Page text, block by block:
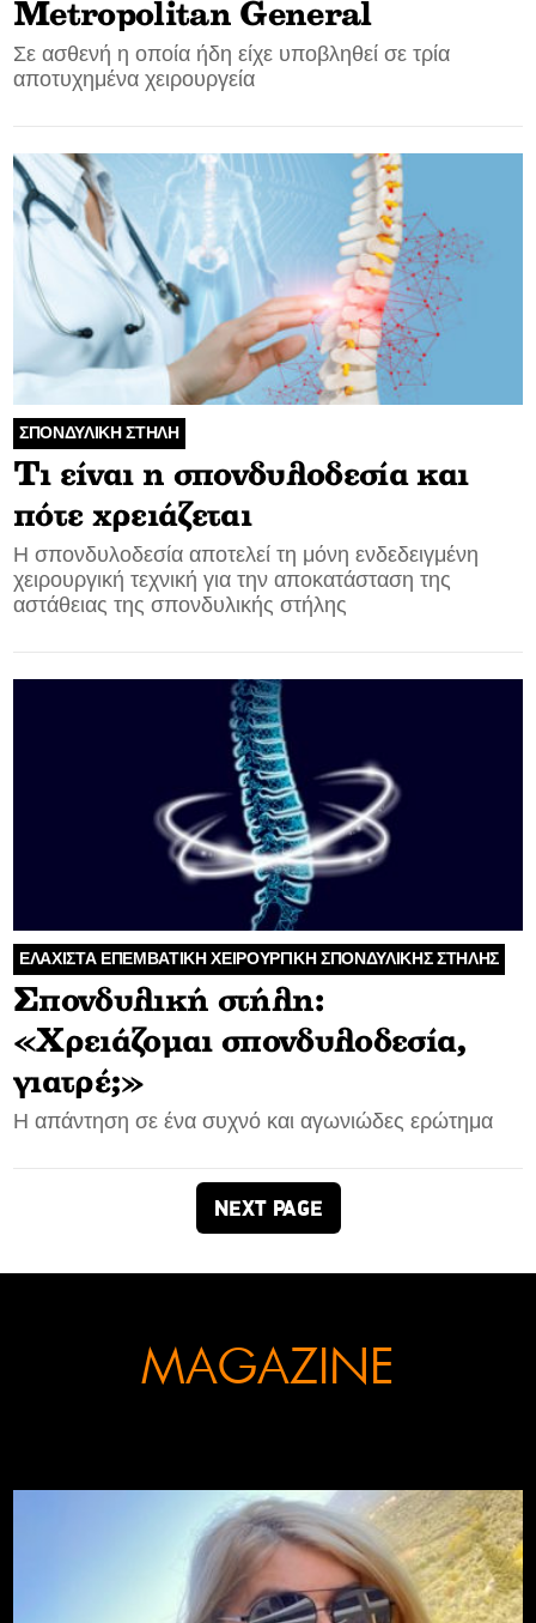
Metropolitan General
Σε ασθενή η οποία ήδη είχε υποβληθεί σε τρία
αποτυχημένα χειρουργεία
ΣΠΟΝΔΥΛΙΚΗ ΣΤΗΛΗ
Τι είναι η σπονδυλοδεσία και
πότε χρειάζεται
H σπονδυλοδεσία αποτελεί τη μόνη ενδεδειγμένη
χειρουργική τεχνική για την αποκατάσταση της
αστάθειας της σπονδυλικής στήλης
ΕΛΑΧΙΣΤΑ ΕΠΕΜΒΑΤΙΚΗ ΧΕΙΡΟΥΡΓΙΚΗ ΣΠΟΝΔΥΛΙΚΗΣ ΣΤΗΛΗΣ
Σπονδυλική στήλη:
«Χρειάζομαι σπονδυλοδεσία,
γιατρέ;»
Η απάντηση σε ένα συχνό και αγωνιώδες ερώτημα
NEXT PAGE
MAGAZINE